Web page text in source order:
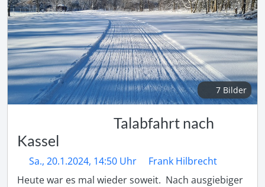
7 Bilder
Talabfahrt nach
Kassel
Sa., 20.1.2024, 14:50 Uhr
Frank Hilbrecht
Heute war es mal wieder soweit.  Nach ausgiebiger